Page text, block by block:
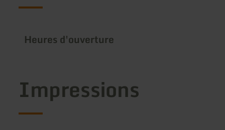
Heures d'ouverture
Impressions